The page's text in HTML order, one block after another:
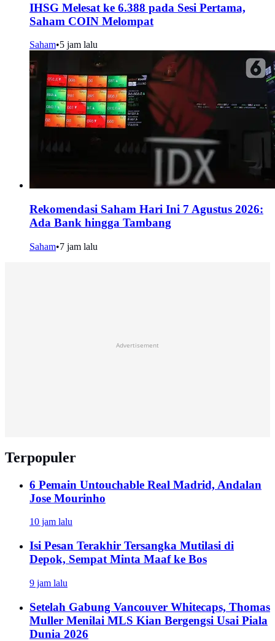
IHSG Melesat ke 6.388 pada Sesi Pertama,
Saham COIN Melompat
Saham•5 jam lalu
Rekomendasi Saham Hari Ini 7 Agustus 2026:
Ada Bank hingga Tambang
Saham•7 jam lalu
Advertisement
Terpopuler
6 Pemain Untouchable Real Madrid, Andalan
Jose Mourinho
10 jam lalu
Isi Pesan Terakhir Tersangka Mutilasi di
Depok, Sempat Minta Maaf ke Bos
9 jam lalu
Setelah Gabung Vancouver Whitecaps, Thomas
Muller Menilai MLS Kian Bergengsi Usai Piala
Dunia 2026